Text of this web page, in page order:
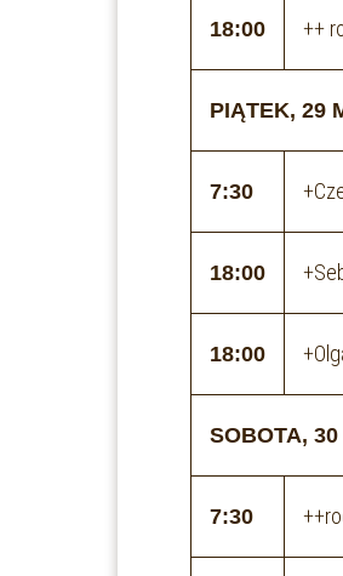
18:00 ++
PIĄTEK, 29
7:30
18:00
18:00
SOBOTA,
7:30